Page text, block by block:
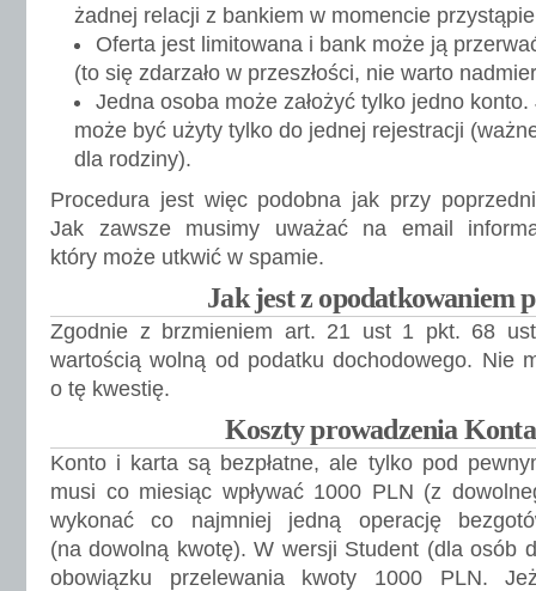
żadnej relacji z bankiem w momencie
Oferta jest limitowana i bank może ją
(to się zdarzało w przeszłości, nie warto
Jedna osoba może założyć tylko jedno
może być użyty tylko do jednej rejestracji
dla rodziny).
Procedura jest więc podobna jak przy
Jak zawsze musimy uważać na email
który może utkwić w spamie.
Jak jest z opodatkowaniem
Zgodnie z brzmieniem art. 21 ust 1 pkt. 68
wartością wolną od podatku dochodowego. Nie
o tę kwestię.
Koszty prowadzenia Konta
Konto i karta są bezpłatne, ale tylko pod
musi co miesiąc wpływać 1000 PLN (z
wykonać co najmniej jedną operację
(na dowolną kwotę). W wersji Student (dla osób
obowiązku przelewania kwoty 1000 PLN.